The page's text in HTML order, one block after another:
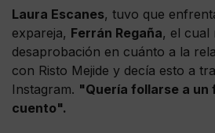
Laura Escanes, tuvo que
expareja, Ferrán Regaña, el cual
desaprobación en cuánto a la
con Risto Mejide y decía esto a
Instagram. "Quería follarse a un
cuento".